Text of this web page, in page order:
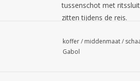
tussenschot met
zitten tijdens de reis.
Technische
Merk:
koffer/ middenmaat/
Gabol